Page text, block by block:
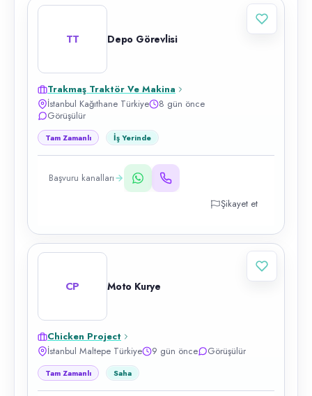
TT Depo Görevlisi
Trakmaş Traktör Ve Makina
İstanbul Kağıthane Türkiye
8 gün önce
Görüşülür
Tam Zamanlı İş Yerinde
Başvuru kanalları
Şikayet et
CP Moto Kurye
Chicken Project
İstanbul Maltepe Türkiye
9 gün önce Görüşülür
Tam Zamanlı Saha